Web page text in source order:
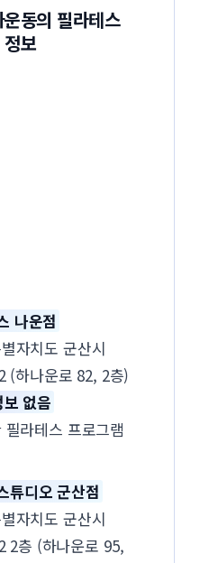
동의 필라테스
보
나운점
자치도 군산시
(하나운로 82, 2층)
보 없음
라테스 프로그램
튜디오 군산점
자치도 군산시
2층 (하나운로 95,